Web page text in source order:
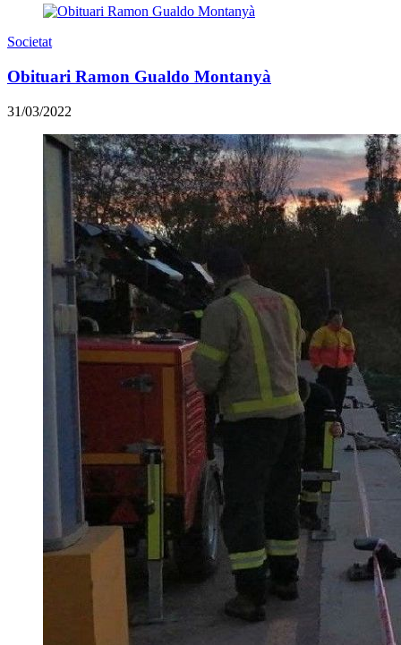
Societat
Obituari Ramon Gualdo Montanyà
31/03/2022